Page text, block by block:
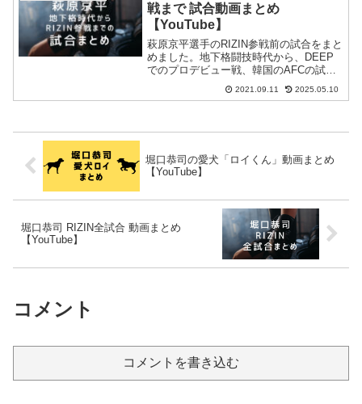
戦まで 試合動画まとめ
【YouTube】
萩原京平選手のRIZIN参戦前の試合をまと
めました。地下格闘技時代から、DEEP
でのプロデビュー戦、韓国のAFCの試合
2021.09.11 2025.05.10
堀口恭司の愛犬「ロイくん」動画まとめ
【YouTube】
堀口恭司 RIZIN全試合 動画まとめ
【YouTube】
コメント
コメントを書き込む